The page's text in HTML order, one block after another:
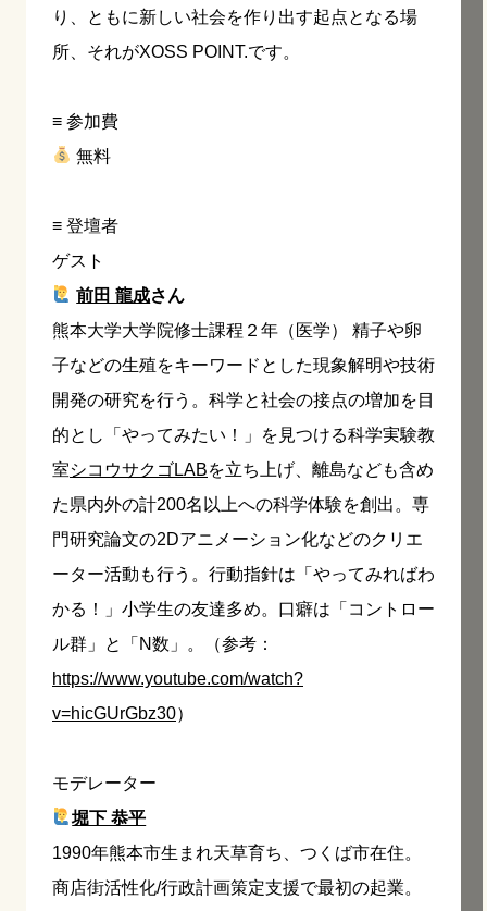
り、ともに新しい社会を作り出す起点となる場
所、それがXOSS POINT.です。
≡ 参加費
無料
≡ 登壇者
ゲスト
前田 龍成さん
熊本大学大学院修士課程２年（医学） 精子や卵
子などの生殖をキーワードとした現象解明や技術
開発の研究を行う。科学と社会の接点の増加を目
的とし「やってみたい！」を見つける科学実験教
室シコウサクゴLABを立ち上げ、離島なども含め
た県内外の計200名以上への科学体験を創出。専
門研究論文の2Dアニメーション化などのクリエ
ーター活動も行う。行動指針は「やってみればわ
かる！」小学生の友達多め。口癖は「コントロー
ル群」と「N数」。（参考：
https://www.youtube.com/watch?
v=hicGUrGbz30）
モデレーター
堀下 恭平
1990年熊本市生まれ天草育ち、つくば市在住。
商店街活性化/行政計画策定支援で最初の起業。